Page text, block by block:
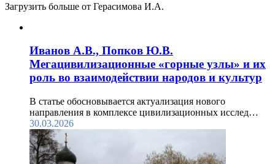
Загрузить больше от Герасимова И.А.
Иванов А.В., Попков Ю.В.
Мегацивилизационные «горные узлы» и их
роль во взаимодействии народов и культур
В статье обосновывается актуализация нового
направления в комплексе цивилизационных исслед…
30.03.2026